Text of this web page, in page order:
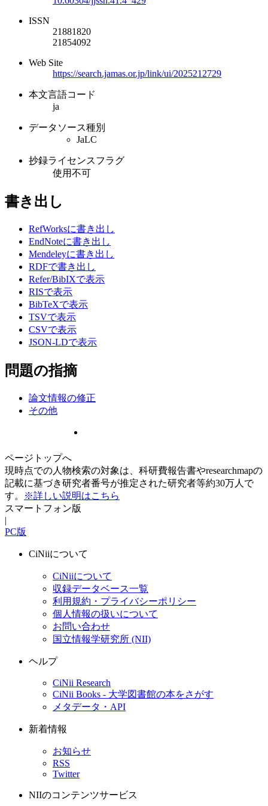
ISSN
21881820
21854092
Web Site
https://search.jamas.or.jp/link/ui/2025212729
本文言語コード
ja
データソース種別
JaLC
抄録ライセンスフラグ
使用不可
書き出し
RefWorksに書き出し
EndNoteに書き出し
Mendeleyに書き出し
RDFで書き出し
Refer/BibIXで表示
RISで表示
BibTeXで表示
TSVで表示
CSVで表示
JSON-LDで表示
問題の指摘
論文情報の修正
その他
ページトップへ
現時点での人物検索の対象は、科研費報告書やresearchmapの
記載に基づき研究者番号が推定された研究者等約30万人で
す。
※詳しい説明はこちら
スマートフォン版
|
PC版
CiNiiについて
CiNiiについて
収録データベース一覧
利用規約・プライバシーポリシー
個人情報の扱いについて
お問い合わせ
国立情報学研究所 (NII)
ヘルプ
CiNii Research
CiNii Books - 大学図書館の本をさがす
メタデータ・API
新着情報
お知らせ
RSS
Twitter
NIIのコンテンツサービス